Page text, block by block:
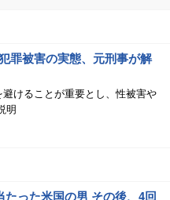
罪被害の実態、元刑事が解
けることが重要とし、性被害や
明
った米国の男 その後、4回